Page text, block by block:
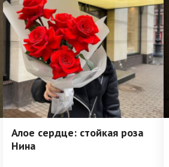
Алое сердце: стойкая роза
Нина